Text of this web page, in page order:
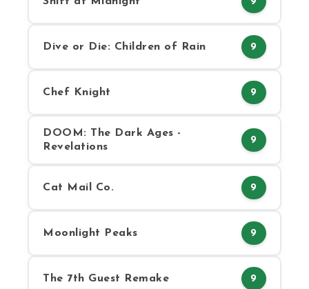
Dive or Die: Children of Rain 9
Chef Knight 9
DOOM: The Dark Ages -
Revelations
9
Cat Mail Co. 9
Moonlight Peaks 9
The 7th Guest Remake 9